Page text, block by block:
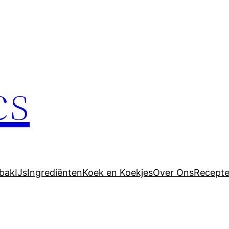
IJsIngrediëntenKoek en KoekjesOver Ons